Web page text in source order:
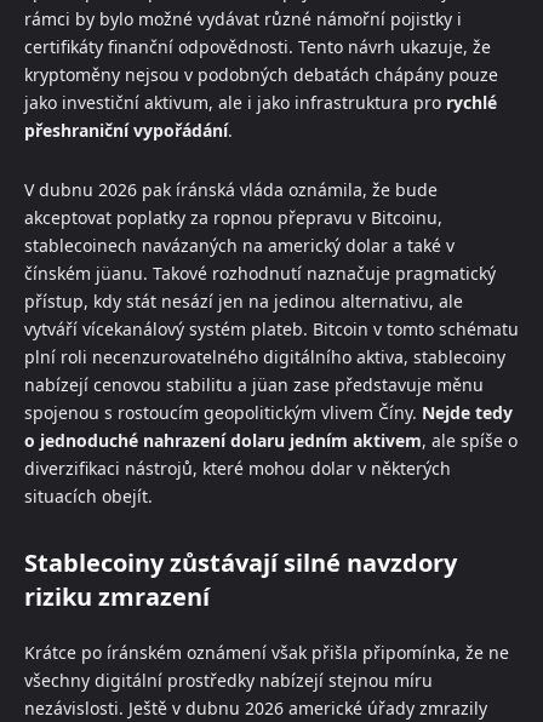
rámci by bylo možné vydávat různé námořní pojistky i
certifikáty finanční odpovědnosti. Tento návrh ukazuje, že
kryptoměny nejsou v podobných debatách chápány pouze
jako investiční aktivum, ale i jako infrastruktura pro rychlé
přeshraniční vypořádání.
V dubnu 2026 pak íránská vláda oznámila, že bude
akceptovat poplatky za ropnou přepravu v Bitcoinu,
stablecoinech navázaných na americký dolar a také v
čínském jüanu. Takové rozhodnutí naznačuje pragmatický
přístup, kdy stát nesází jen na jedinou alternativu, ale
vytváří vícekanálový systém plateb. Bitcoin v tomto schématu
plní roli necenzurovatelného digitálního aktiva, stablecoiny
nabízejí cenovou stabilitu a jüan zase představuje měnu
spojenou s rostoucím geopolitickým vlivem Číny. Nejde tedy
o jednoduché nahrazení dolaru jedním aktivem, ale spíše o
diverzifikaci nástrojů, které mohou dolar v některých
situacích obejít.
Stablecoiny zůstávají silné navzdory
riziku zmrazení
Krátce po íránském oznámení však přišla připomínka, že ne
všechny digitální prostředky nabízejí stejnou míru
nezávislosti. Ještě v dubnu 2026 americké úřady zmrazily